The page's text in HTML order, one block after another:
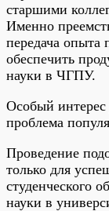
старшими
Именно
передача опыта
обеспечить
науки в ЧГПУ.
Особый интерес
проблема
Проведение
только для
студенческого
науки в